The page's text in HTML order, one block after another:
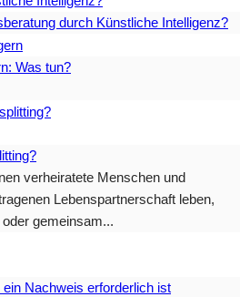
durch Künstliche Intelligenz?
Was tun?
verheiratete Menschen und
Lebenspartnerschaft leben,
gemeinsam...
Nachweis erforderlich ist